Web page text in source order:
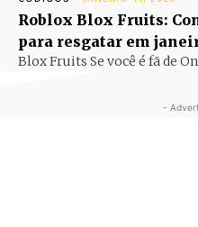
Roblox Blox Fruits:
para resgatar em
Blox Fruits Se você é fã de
-